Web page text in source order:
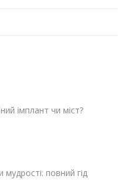
імплант чи міст?
повний гід